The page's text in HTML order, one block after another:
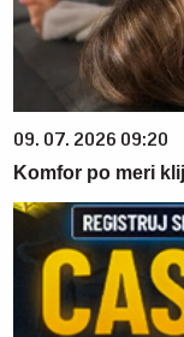
09. 07. 2026 09:20
Komfor po meri